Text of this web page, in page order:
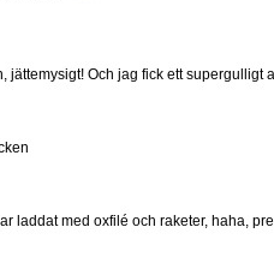
jättemysigt! Och jag fick ett supergulligt
laddat med oxfilé och raketer, haha,